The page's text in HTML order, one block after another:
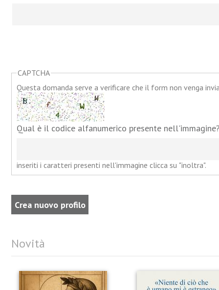
CAPTCHA
Questa domanda serve a verificare che il form non venga
Qual è il codice alfanumerico presente
inseriti i caratteri presenti nell'immagine clicca su "inoltra".
Novità